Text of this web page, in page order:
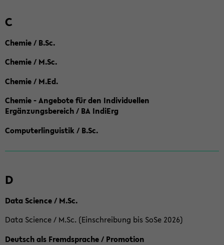
C
Chemie / B.Sc.
Chemie / M.Sc.
Chemie / M.Ed.
Chemie - Angebote für den Individuellen
Ergänzungsbereich / BA IndiErg
Computerlinguistik / B.Sc.
D
Data Science / M.Sc.
Data Science / M.Sc. (Einschreibung bis SoSe 2026)
Deutsch als Fremdsprache / Promotion